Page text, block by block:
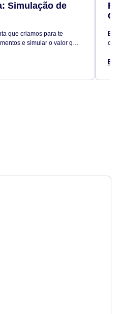
Simulação de
que criamos para te
e simular o valor que